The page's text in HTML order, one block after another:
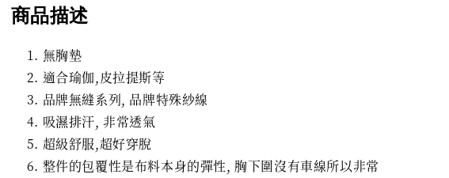
商品描述
無胸墊
適合瑜伽,皮拉提斯等
品牌無縫系列, 品牌特殊紗線
吸濕排汗, 非常透氣
超級舒服,超好穿脫
整件的包覆性是布料本身的彈性, 胸下圍沒有車線所以非常